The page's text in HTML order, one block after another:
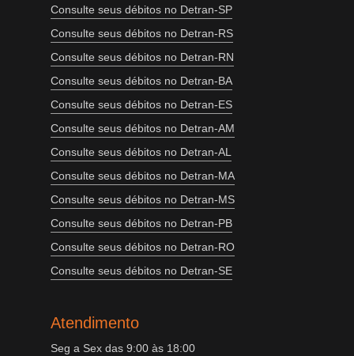
Consulte seus débitos no Detran-SP
Consulte seus débitos no Detran-RS
Consulte seus débitos no Detran-RN
Consulte seus débitos no Detran-BA
Consulte seus débitos no Detran-ES
Consulte seus débitos no Detran-AM
Consulte seus débitos no Detran-AL
Consulte seus débitos no Detran-MA
Consulte seus débitos no Detran-MS
Consulte seus débitos no Detran-PB
Consulte seus débitos no Detran-RO
Consulte seus débitos no Detran-SE
Atendimento
Seg a Sex das 9:00 às 18:00